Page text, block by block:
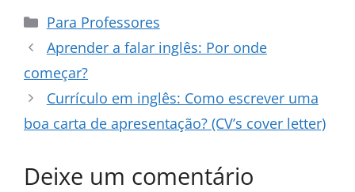
Categorias
Para Professores
Aprender a falar inglês: Por onde
começar?
Currículo em inglês: Como escrever uma
boa carta de apresentação? (CV’s cover letter)
Deixe um comentário